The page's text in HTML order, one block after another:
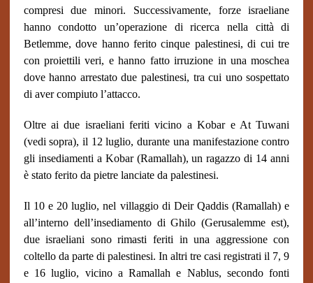
compresi due minori. Successivamente, forze israeliane
hanno condotto un’operazione di ricerca nella città di
Betlemme, dove hanno ferito cinque palestinesi, di cui tre
con proiettili veri, e hanno fatto irruzione in una moschea
dove hanno arrestato due palestinesi, tra cui uno sospettato
di aver compiuto l’attacco.
Oltre ai due israeliani feriti vicino a Kobar e At Tuwani
(vedi sopra), il 12 luglio, durante una manifestazione contro
gli insediamenti a Kobar (Ramallah), un ragazzo di 14 anni
è stato ferito da pietre lanciate da palestinesi.
Il 10 e 20 luglio, nel villaggio di Deir Qaddis (Ramallah) e
all’interno dell’insediamento di Ghilo (Gerusalemme est),
due israeliani sono rimasti feriti in una aggressione con
coltello da parte di palestinesi. In altri tre casi registrati il 7, 9
e 16 luglio, vicino a Ramallah e Nablus, secondo fonti